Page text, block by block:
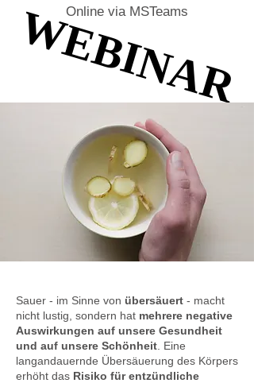
Online via MSTeams
WEBINAR
WEBINAR
Sauer - im Sinne von übersäuert - macht
nicht lustig, sondern hat mehrere negative
Auswirkungen auf unsere Gesundheit
und auf unsere Schönheit . Eine
langandauernde Übersäuerung des Körpers
erhöht das Risiko für entzündliche